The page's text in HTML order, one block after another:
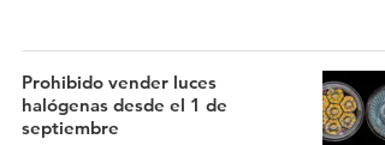
Prohibido vender luces
halógenas desde el 1 de
septiembre